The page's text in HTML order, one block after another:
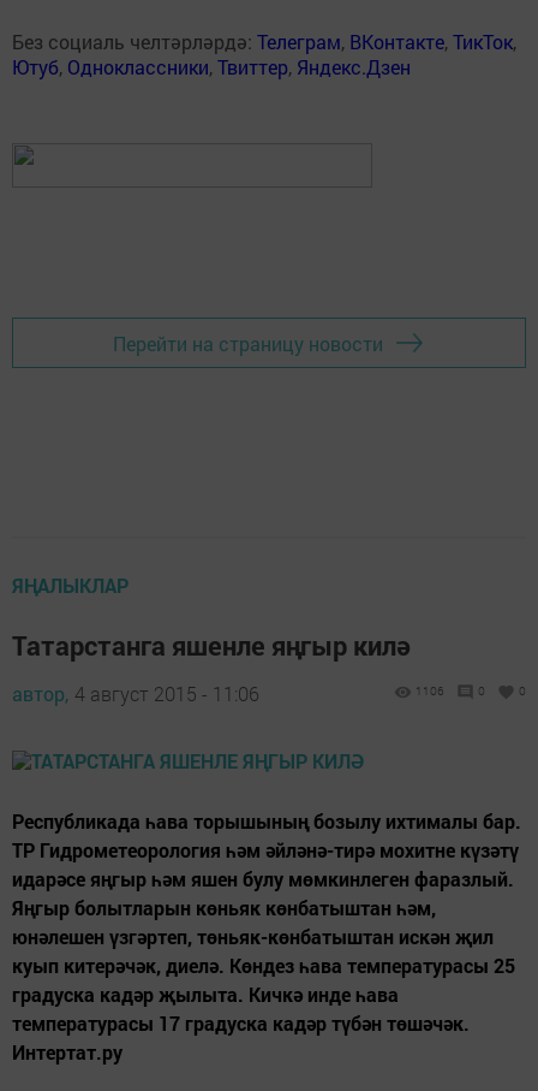
Без социаль челтәрләрдә: Телеграм, ВКонтакте,ТикТок,
Ютуб, Одноклассники,Твиттер, Яндекс.Дзен
Перейти на страницу новости
ЯҢАЛЫКЛАР
Татарстанга яшенле яңгыр килә
автор, 4 август 2015 - 11:06 1106 0 0
Республикада һава торышының бозылу ихтималы бар.
ТР Гидрометеорология һәм әйләнә-тирә мохитне күзәтү
идарәсе яңгыр һәм яшен булу мөмкинлеген фаразлый.
Яңгыр болытларын көньяк көнбатыштан һәм,
юнәлешен үзгәртеп, төньяк-көнбатыштан искән җил
куып китерәчәк, диелә. Көндез һава температурасы 25
градуска кадәр җылыта. Кичкә инде һава
температурасы 17 градуска кадәр түбән төшәчәк.
Интертат.ру